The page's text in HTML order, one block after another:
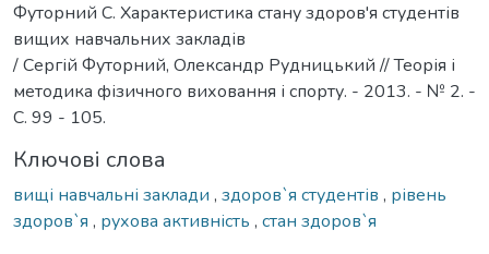
Футорний С. Характеристика стану здоров'я студентів
вищих навчальних закладів
/ Сергій Футорний, Олександр Рудницький // Теорія і
методика фізичного виховання і спорту. - 2013. - № 2. -
С. 99 - 105.
Ключові слова
вищі навчальні заклади , здоров`я студентів , рівень
здоров`я , рухова активність , стан здоров`я